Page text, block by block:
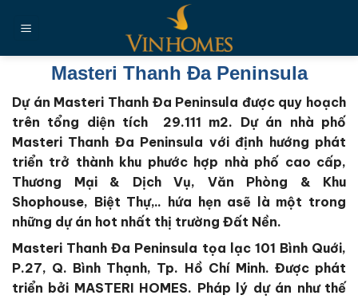
đến
Masteri Thanh Đa Peninsula
Dự án Masteri Thanh Đa Peninsula được quy hoạch
trên tổng diện tích 29.111 m2. Dự án nhà phố
Masteri Thanh Đa Peninsula với định hướng phát
triển trở thành khu phước hợp nhà phố cao cấp,
Thương Mại & Dịch Vụ, Văn Phòng & Khu
Shophouse, Biệt Thự,.. hứa hẹn asẽ là một trong
những dự án hot nhất thị trường Đất Nền.
Masteri Thanh Đa Peninsula tọa lạc 101 Bình Quới,
P.27, Q. Bình Thạnh, Tp. Hồ Chí Minh. Được phát
triển bởi MASTERI HOMES. Pháp lý dự án như thế